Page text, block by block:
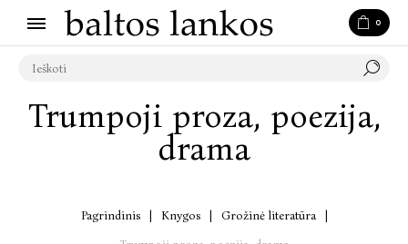
0
Trumpoji proza, poezija,
drama
Pagrindinis Knygos Grožinė literatūra